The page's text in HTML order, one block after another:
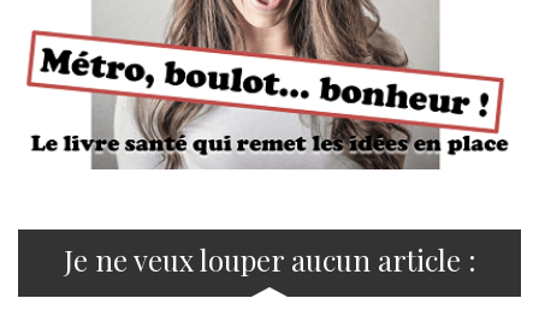
Je ne veux louper aucun article :